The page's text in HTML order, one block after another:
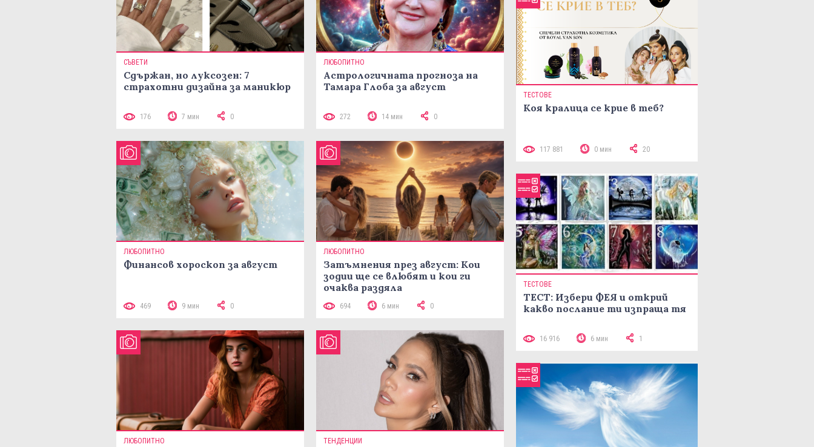
СЪВЕТИ
Сдържан, но луксозен: 7
страхотни дизайна за маникюр
176 7 мин 0
ЛЮБОПИТНО
Астрологичната прогноза на
Тамара Глоба за август
272 14 мин 0
ЛЮБОПИТНО
Финансов хороскоп за август
469 9 мин 0
ЛЮБОПИТНО
Затъмнения през август: Кои
зодии ще се влюбят и кои ги
очаква раздяла
694 6 мин 0
ЛЮБОПИТНО ТЕНДЕНЦИИ
ТЕСТОВЕ
Коя кралица се крие в теб?
117 881 0 мин 20
ТЕСТОВЕ
ТЕСТ: Избери ФЕЯ и открий
какво послание ти изпраща тя
16 916 6 мин 1